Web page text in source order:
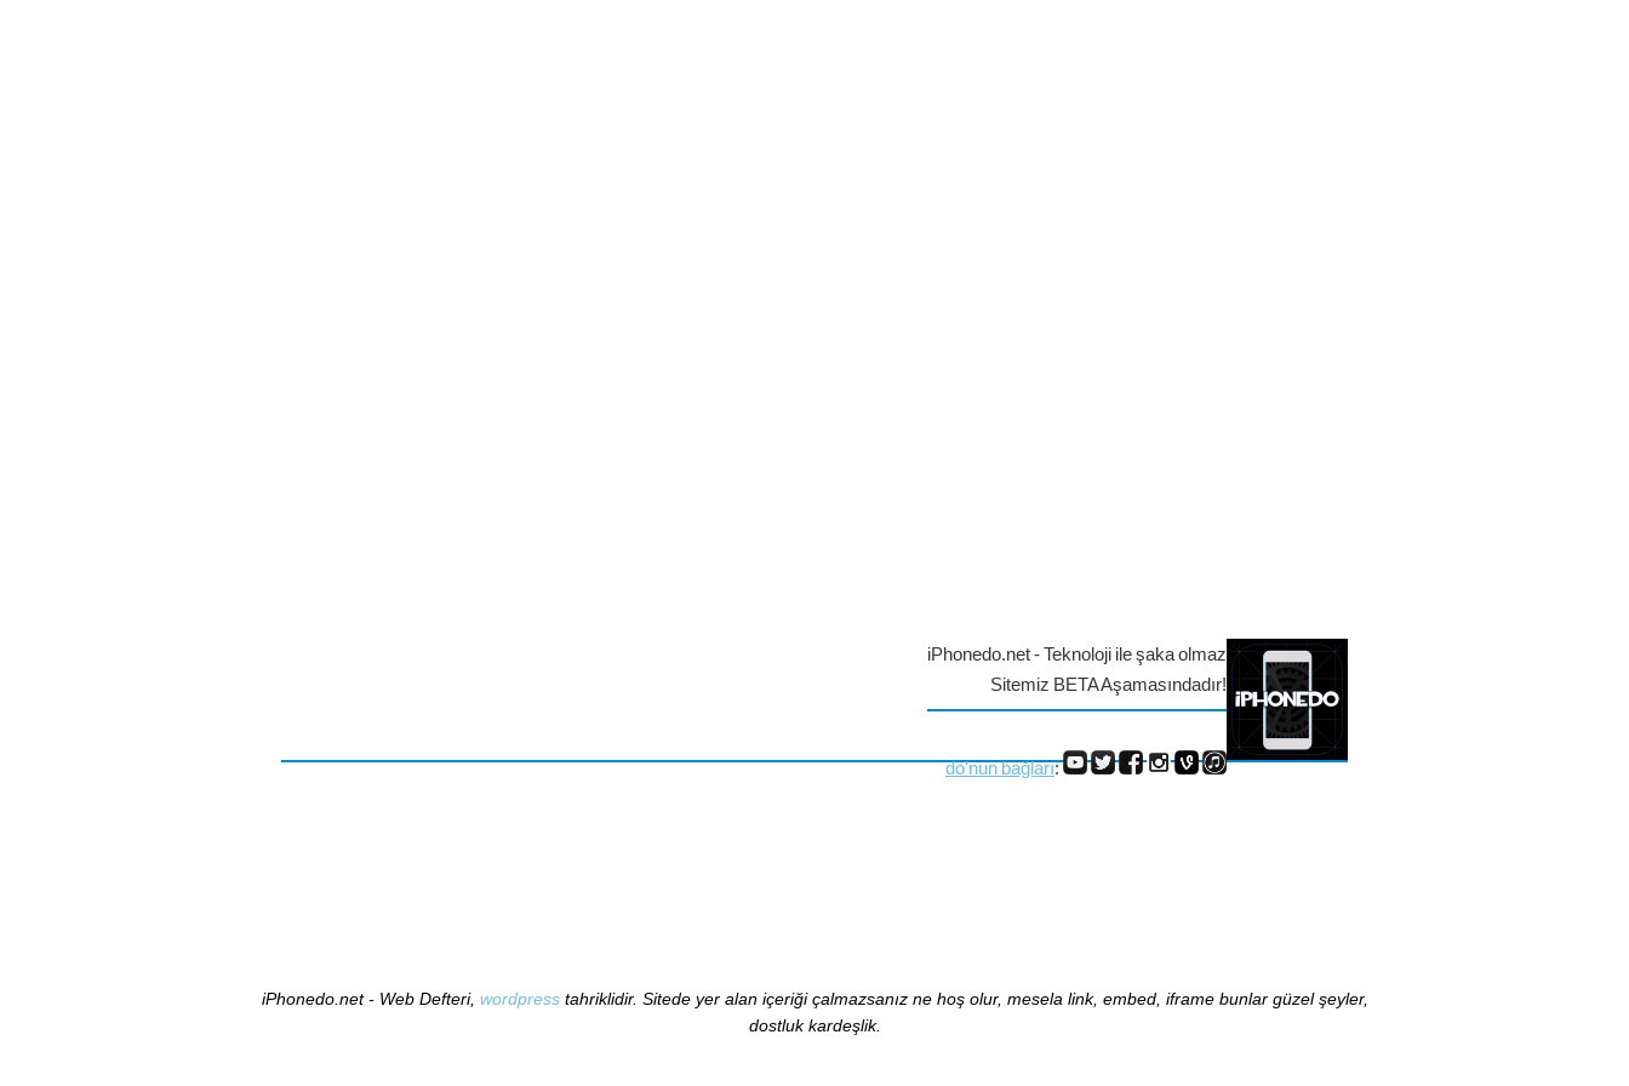
iPhonedo.net - Teknoloji ile şaka olmaz
Sitemiz BETA Aşamasındadır!
do'nun bağları:
iPhonedo.net - Web Defteri, wordpresstahriklidir. Sitede yer alan içeriği çalmazsanız ne hoş olur, mesela link, embed, iframe bunlar güzel şeyler,
dostluk kardeşlik.